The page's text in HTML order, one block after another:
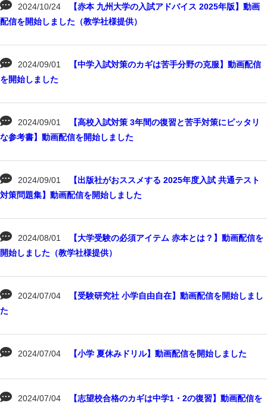
2024/10/24
【赤本 九州大学の入試アドバイス 2025年版】動画
配信を開始しました（教学社様提供）
2024/09/01
【中学入試対策のカギは苦手分野の克服】動画配信
を開始しました
2024/09/01
【高校入試対策 3年間の復習と苦手対策にピッタリ
な参考書】動画配信を開始しました
2024/09/01
【出版社がおススメする 2025年度入試 共通テスト
対策問題集】動画配信を開始しました
2024/08/01
【大学受験の必須アイテム 赤本とは？】動画配信を
開始しました（教学社様提供）
2024/07/04
【受験研究社 小学自由自在】動画配信を開始しまし
た
2024/07/04 【小学 夏休みドリル】動画配信を開始しました
2024/07/04
【志望校合格のカギは中学1・2の復習】動画配信を